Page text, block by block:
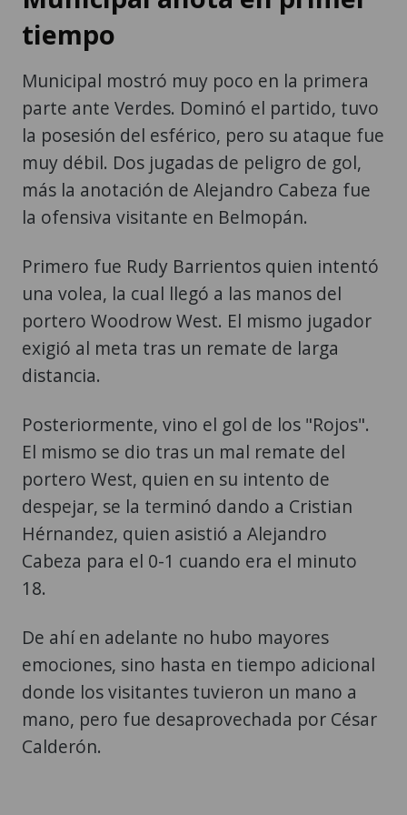
tiempo
Municipal mostró muy poco en la primera
parte ante Verdes. Dominó el partido, tuvo
la posesión del esférico, pero su ataque fue
muy débil. Dos jugadas de peligro de gol,
más la anotación de Alejandro Cabeza fue
la ofensiva visitante en Belmopán.
Primero fue Rudy Barrientos quien intentó
una volea, la cual llegó a las manos del
portero Woodrow West. El mismo jugador
exigió al meta tras un remate de larga
distancia.
Posteriormente, vino el gol de los "Rojos".
El mismo se dio tras un mal remate del
portero West, quien en su intento de
despejar, se la terminó dando a Cristian
Hérnandez, quien asistió a Alejandro
Cabeza para el 0-1 cuando era el minuto
18.
De ahí en adelante no hubo mayores
emociones, sino hasta en tiempo adicional
donde los visitantes tuvieron un mano a
mano, pero fue desaprovechada por César
Calderón.